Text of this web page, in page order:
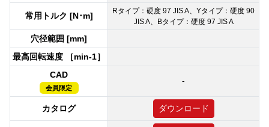
常用トルク [N･m]
Rタイプ：硬度 97 JIS A、Yタイプ：硬度 90
JIS A、Bタイプ：硬度 97 JIS A
穴径範囲 [mm]
最高回転速度 ［min-1］
CAD
会員限定
-
カタログ ダウンロード